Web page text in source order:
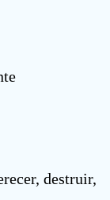
destruir,